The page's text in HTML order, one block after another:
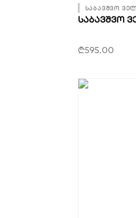
საბავშვო
ᲡᲐᲑᲐᲕᲨᲕᲝ
₾595.00